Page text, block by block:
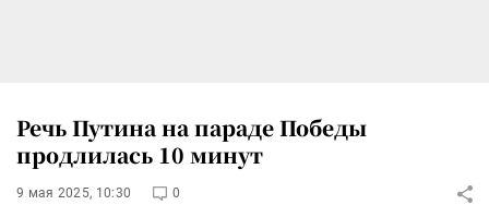
Речь Путина на параде Победы
продлилась 10 минут
9 мая 2025, 10:30 0